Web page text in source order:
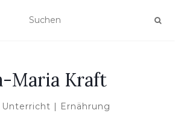
Maria Kraft
Unterricht | Ernährung